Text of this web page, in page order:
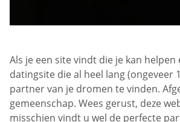
Als je een site vindt die je kan
datingsite die al heel lang (ongeveer
partner van je dromen te vinden.
gemeenschap. Wees gerust, deze
misschien vindt u wel de perfecte